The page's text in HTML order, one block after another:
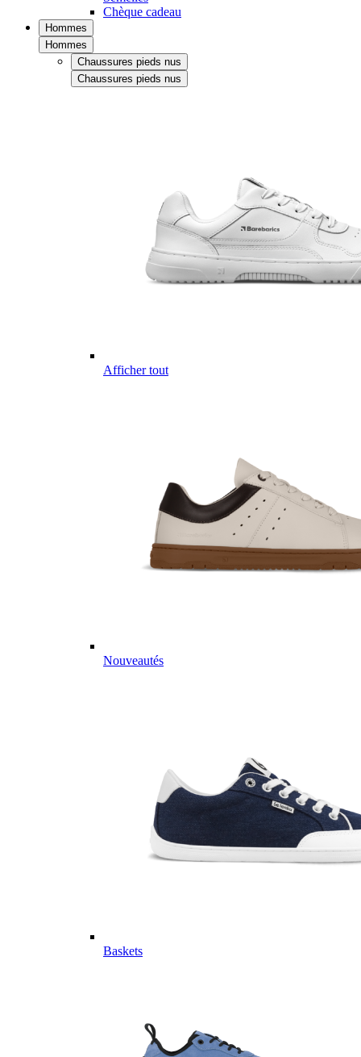
Chèque cadeau
Hommes
Hommes
Chaussures pieds nus
Chaussures pieds nus
Afficher tout
Nouveautés
Baskets